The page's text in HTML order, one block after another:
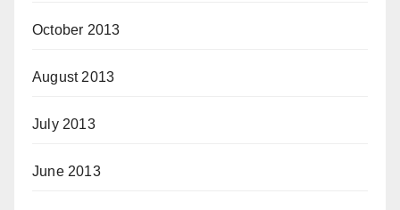
October 2013
August 2013
July 2013
June 2013